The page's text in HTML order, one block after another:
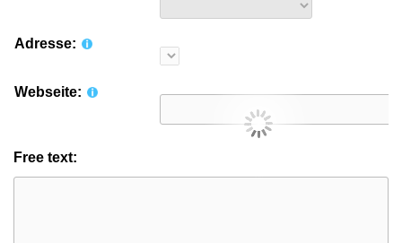
Adresse:
Webseite:
Free text: